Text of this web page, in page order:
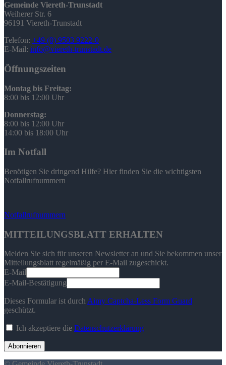
Gemeinde Viereth-Trunstadt
Weiherer Str. 6
96191 Viereth-Trunstadt
Telefon: +49 (0) 9503 9222-0
E-Mail: info@viereth-trunstadt.de
Öffnungszeiten
Montag bis Freitag:
8:00 bis 12:00 Uhr
Donnerstag:
8:00 bis 12:00 Uhr
14:00 bis 18:00 Uhr
Im Notfall
Benötigen Sie dringend Hilfe? Hier finden Sie die wichtigsten
Notfallrufnummern
Notfallrufnummern
MITTEILUNGSBLATT ERHALTEN
Melden Sie sich für unseren Newsletter an und Sie bekommen unser
Mitteilungsblatt regelmäßig per E-Mail zugeschickt.
E-Mail
E-Mail-Bestätigung
Dieses Formular ist durch Aimy Captcha-Less Form Guard
geschützt.
Ich akzeptiere die Datenschutzerklärung
Abonnieren